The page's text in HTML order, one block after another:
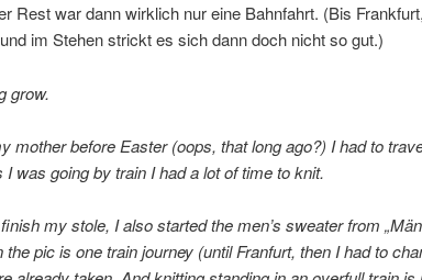
Rest war dann wirklich nur eine Bahnfahrt. (Bis
im Stehen strickt es sich dann doch nicht so gut.)
grow.
mother before Easter (oops, that long ago?) I had to
was going by train I had a lot of time to knit.
my stole, I also started the men’s sweater from
the pic is one train journey (until Franfurt, then I had to